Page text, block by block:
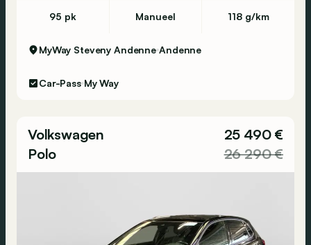
95 pk Manueel 118 g/km
MyWay Steveny Andenne Andenne
Car-Pass My Way
Volkswagen
Polo
25 490 €
26 290 €